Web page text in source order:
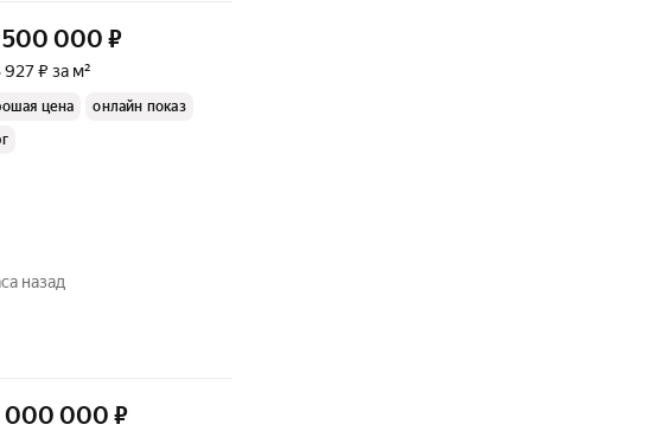
500 000 ₽
₽ за м²
цена
онлайн показ
назад
000 000 ₽